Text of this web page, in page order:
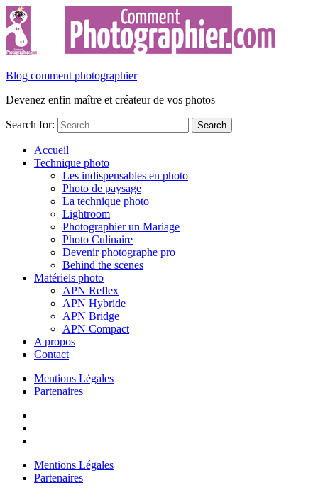
Blog comment photographier
Devenez enfin maître et créateur de vos photos
Search for:
Accueil
Technique photo
Les indispensables en photo
Photo de paysage
La technique photo
Lightroom
Photographier un Mariage
Photo Culinaire
Devenir photographe pro
Behind the scenes
Matériels photo
APN Reflex
APN Hybride
APN Bridge
APN Compact
A propos
Contact
Mentions Légales
Partenaires
Mentions Légales
Partenaires